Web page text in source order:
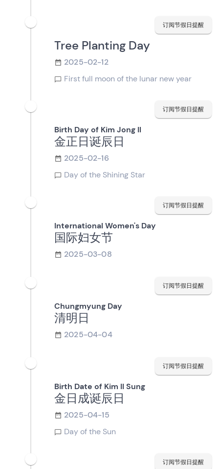
订阅节假日提醒
Tree Planting Day
2025-02-12
First full moon of the lunar new year
订阅节假日提醒
Birth Day of Kim Jong Il
金正日诞辰日
2025-02-16
Day of the Shining Star
订阅节假日提醒
International Women's Day
国际妇女节
2025-03-08
订阅节假日提醒
Chungmyung Day
清明日
2025-04-04
订阅节假日提醒
Birth Date of Kim Il Sung
金日成诞辰日
2025-04-15
Day of the Sun
订阅节假日提醒